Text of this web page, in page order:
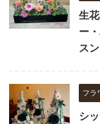
生
ー
スン
フラ
シ